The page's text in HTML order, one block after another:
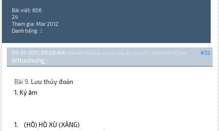
Bài viết: 606
24
Tham gia: Mar 2012
Danh tiếng: 2
#32
05-31-2017, 09:08 AM (Bài viết đã được chỉnh sửa: 05-31-2017, 01:54 PM {2} bởi
lehuuhung.)
Bài 9. Lưu thủy đoản
1. Ký âm
1. (HÒ) HÒ XỪ (XÀNG)